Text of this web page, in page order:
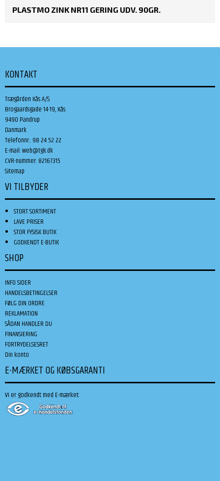
PLASTMO ZINK NR11 GERING UDV. 90GR.
KONTAKT
Trægården Kås A/S
Brogaardsgade 14-19, Kås
9490 Pandrup
Danmark
Telefonnr.: 98 24 52 22
E-mail:web@tgk.dk
CVR-nummer: 82167315
Sitemap
VI TILBYDER
STORT SORTIMENT
LAVE PRISER
STOR FYSISK BUTIK
GODKENDT E-BUTIK
SHOP
INFO SIDER
HANDELSBETINGELSER
FØLG DIN ORDRE
REKLAMATION
SÅDAN HANDLER DU
FINANSIERING
FORTRYDELSESRET
Din konto
E-MÆRKET OG KØBSGARANTI
Vi er godkendt med E-mærket: